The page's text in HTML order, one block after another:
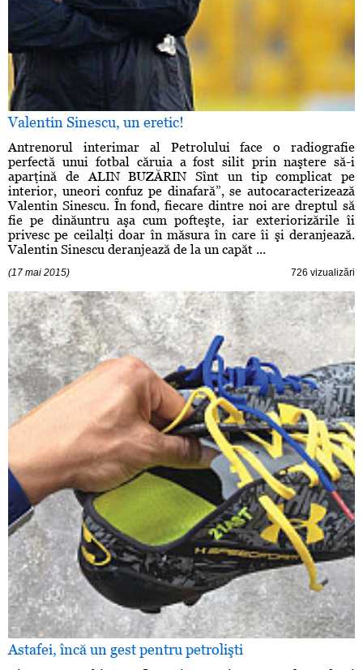
Valentin Sinescu, un eretic!
Antrenorul interimar al Petrolului face o radiografie
perfectă unui fotbal căruia a fost silit prin naştere să-i
aparţină de ALIN BUZĂRIN Sînt un tip complicat pe
interior, uneori confuz pe dinafară”, se autocaracterizează
Valentin Sinescu. În fond, fiecare dintre noi are dreptul să
fie pe dinăuntru aşa cum pofteşte, iar exteriorizările îi
privesc pe ceilalţi doar în măsura în care îi şi deranjează.
Valentin Sinescu deranjează de la un capăt ...
(17 mai 2015) 726 vizualizări
Astafei, încă un gest pentru petrolişti